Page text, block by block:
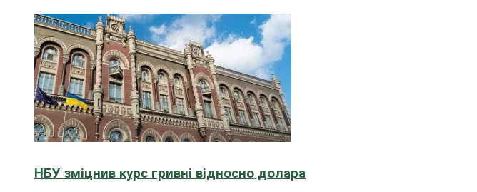
НБУ зміцнив курс гривні відносно долара